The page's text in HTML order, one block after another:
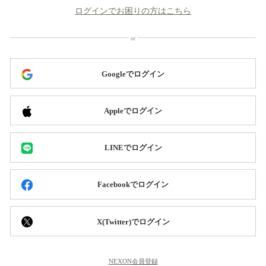
ログインでお困りの方はこちら
Googleでログイン
Appleでログイン
LINEでログイン
Facebookでログイン
X(Twitter)でログイン
NEXON会員登録